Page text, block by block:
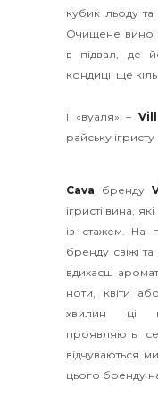
кубик льоду та
Очищене вино
в підвал, де
кондиції ще
І «вуаля» –
райську
Cava бренду
ігристі вина,
із стажем. На
бренду свіжі
вдихаєш
ноти, квіти
хвилин ці
проявляють
відчуваються
цього бренду